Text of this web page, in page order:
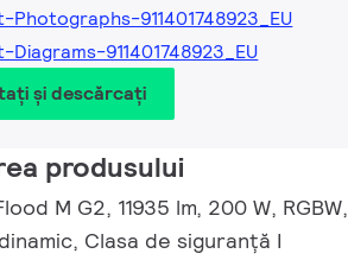
Photographs-911401748923_EU
911401748923_EU
și descărcați
produsului
M G2, 11935 lm, 200 W, RGBW,
Clasa de siguranță I